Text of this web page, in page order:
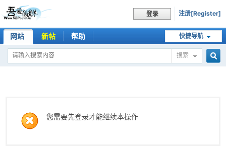
登录 注册[Register]
快捷导航
网站 新帖 帮助
搜索
您需要先登录才能继续本操作